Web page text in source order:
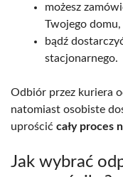
możesz
Twojego domu,
bądź
stacjonarnego.
Odbiór przez kuriera
natomiast osobiste
uprościć cały proces
Jak wybrać